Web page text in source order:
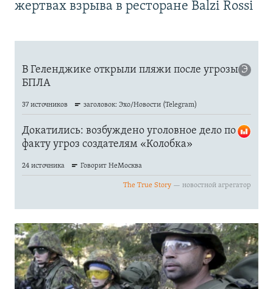
жертвах взрыва в ресторане Balzi Rossi